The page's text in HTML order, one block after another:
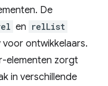
De
en relList
ontwikkelaars.
elementen zorgt
in verschillende